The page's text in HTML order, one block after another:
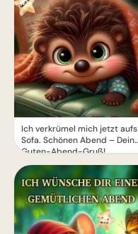
Ich verkrümel mich jetzt aufs
Sofa. Schönen Abend – Dein
Guten-Abend-Gruß!